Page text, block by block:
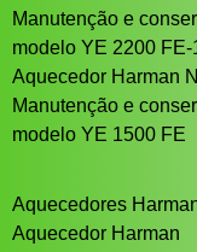
Manutenção e
modelo YE 2200 FE-
Aquecedor Harman
Manutenção e
modelo YE 1500 FE
Aquecedores
Aquecedor Harman